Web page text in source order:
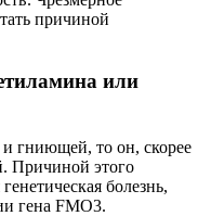
причиной
или
гниющей, то он, скорее
Причиной этого
болезнь,
гена FMO3.